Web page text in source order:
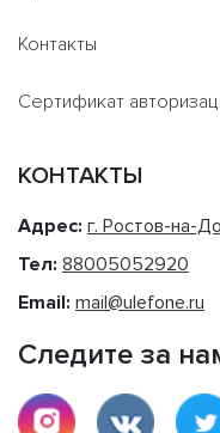
Контакты
Сертификат
КОНТАКТЫ
Адрес: г. Ростов-на-
Тел: 88005052920
Email: mail@ulefone.ru
Следите за